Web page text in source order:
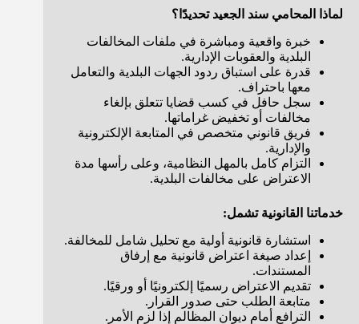
لماذا المحامي سند الجعيد تحديدًا؟
خبرة واقعية ومباشرة في ملفات المخالفات
البلدية والعقوبات الإدارية.
قدرة على استباق ردود الجهات البلدية والتعامل
معها باحتراف.
سجل حافل في كسب قضايا تتعلق بإلغاء
مخالفات أو تخفيض غراماتها.
فريق قانوني متخصص في المتابعة الإلكترونية
والإدارية.
التزام كامل بالمهل النظامية، وعلى رأسها مدة
الاعتراض على مخالفات البلدية.
خدماتنا القانونية تشمل:
استشارة قانونية أولية مع تحليل شامل للمخالفة.
إعداد صيغة اعتراض قانونية مع إرفاق
المستندات.
تقديم الاعتراض رسميًا إلكترونيًا أو ورقيًا.
متابعة الطلب حتى صدور القرار.
الترافع أمام ديوان المظالم إذا لزم الأمر.